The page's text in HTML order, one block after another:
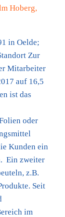
Hoberg,
in Oelde;
Zur
Mitarbeiter
auf 16,5
ist das
oder
Kunden ein
Ein zweiter
z.B.
Seit
im